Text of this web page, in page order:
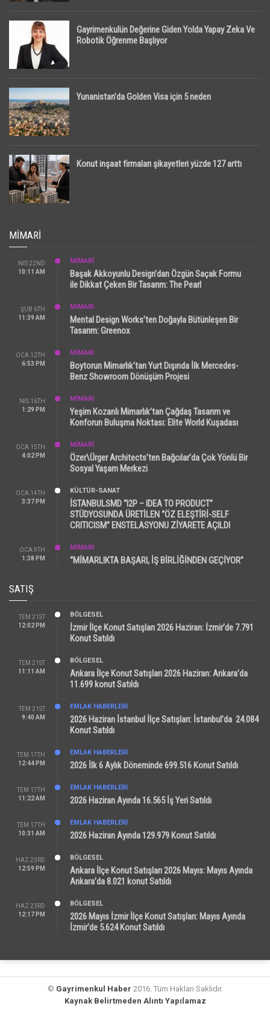
Gayrimenkulün Değerine Giden Yolda Yapay Zeka Ve
Robotik Öğrenme Başlıyor
Yunanistan’da Golden Visa için 5 neden
Konut inşaat firmaları şikayetleri yüzde 127 arttı
MIMARI
NIS 22ND
10:11 AM
MİMARİ
Başak Akkoyunlu Design’dan Özgün Saçak Formu
ile Dikkat Çeken Bir Tasarım: The Pearl
ŞUB 6TH
11:39 AM
MİMARİ
Mental Design Works’ten Doğayla Bütünleşen Bir
Tasarım: Greenox
OCA 12TH
6:53 PM
MİMARİ
Boytorun Mimarlık’tan Yurt Dışında İlk Mercedes-
Benz Showroom Dönüşüm Projesi
NIS 16TH
1:29 PM
MİMARİ
Yeşim Kozanlı Mimarlık’tan Çağdaş Tasarım ve
Konforun Buluşma Noktası: Elite World Kuşadası
OCA 15TH
4:02 PM
MİMARİ
Özer\Ürger Architects’ten Bağcılar’da Çok Yönlü Bir
Sosyal Yaşam Merkezi
OCA 14TH
3:37 PM
KÜLTÜR-SANAT
İSTANBULSMD “I2P – IDEA TO PRODUCT”
STÜDYOSUNDA ÜRETİLEN “ÖZ ELEŞTİRİ-SELF
CRITICISM” ENSTELASYONU ZİYARETE AÇILDI
OCA 9TH
1:38 PM
MİMARİ
“MİMARLIKTA BAŞARI, İŞ BİRLİĞİNDEN GEÇİYOR”
SATIŞ
TEM 21ST
12:02 PM
BÖLGESEL
İzmir İlçe Konut Satışları 2026 Haziran: İzmir’de 7.791
Konut Satıldı
TEM 21ST
11:11 AM
BÖLGESEL
Ankara İlçe Konut Satışları 2026 Haziran: Ankara’da
11.699 konut Satıldı
TEM 21ST
9:40 AM
EMLAK HABERLERI
2026 Haziran İstanbul İlçe Satışları: İstanbul’da 24.084
Konut Satıldı
TEM 17TH
12:44 PM
EMLAK HABERLERI
2026 İlk 6 Aylık Döneminde 699.516 Konut Satıldı
TEM 17TH
11:22 AM
EMLAK HABERLERI
2026 Haziran Ayında 16.565 İş Yeri Satıldı
TEM 17TH
10:31 AM
EMLAK HABERLERI
2026 Haziran Ayında 129.979 Konut Satıldı
HAZ 23RD
12:59 PM
BÖLGESEL
Ankara İlçe Konut Satışları 2026 Mayıs: Mayıs Ayında
Ankara’da 8.021 konut Satıldı
HAZ 23RD
12:17 PM
BÖLGESEL
2026 Mayıs İzmir İlçe Konut Satışları: Mayıs Ayında
İzmir’de 5.624 Konut Satıldı
© Gayrimenkul Haber 2016. Tüm Hakları Saklıdır.
Kaynak Belirtmeden Alıntı Yapılamaz